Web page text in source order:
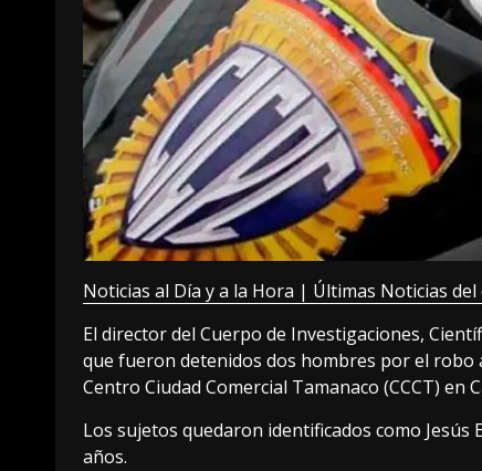
Noticias al Día y a la Hora | Últimas Noticias del
El director del Cuerpo de Investigaciones,
que fueron detenidos dos hombres por el robo
Centro Ciudad Comercial Tamanaco (CCCT) en
Los sujetos quedaron identificados como Jesús
años.